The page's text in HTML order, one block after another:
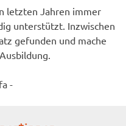
letzten Jahren immer
unterstützt. Inzwischen
gefunden und mache
-